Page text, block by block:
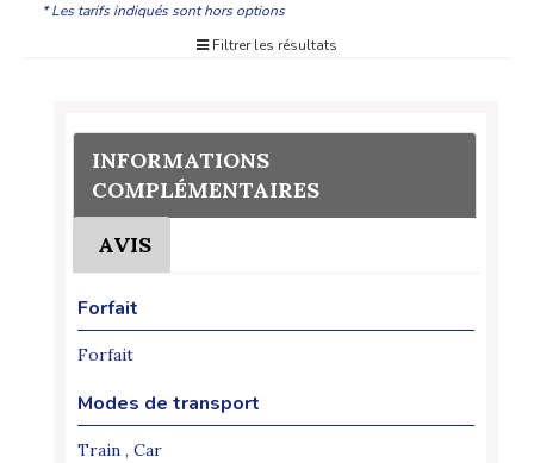
* Les tarifs indiqués sont hors options
Filtrer les résultats
INFORMATIONS
COMPLÉMENTAIRES
AVIS
Forfait
Forfait
Modes de transport
Train , Car